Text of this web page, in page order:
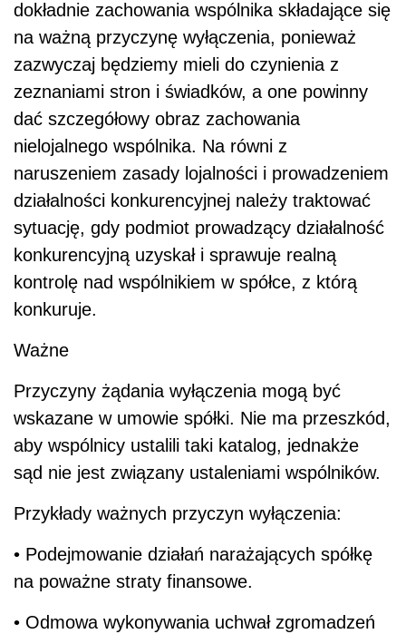
dokładnie zachowania wspólnika składające się
na ważną przyczynę wyłączenia, ponieważ
zazwyczaj będziemy mieli do czynienia z
zeznaniami stron i świadków, a one powinny
dać szczegółowy obraz zachowania
nielojalnego wspólnika. Na równi z
naruszeniem zasady lojalności i prowadzeniem
działalności konkurencyjnej należy traktować
sytuację, gdy podmiot prowadzący działalność
konkurencyjną uzyskał i sprawuje realną
kontrolę nad wspólnikiem w spółce, z którą
konkuruje.
Ważne
Przyczyny żądania wyłączenia mogą być
wskazane w umowie spółki. Nie ma przeszkód,
aby wspólnicy ustalili taki katalog, jednakże
sąd nie jest związany ustaleniami wspólników.
Przykłady ważnych przyczyn wyłączenia:
• Podejmowanie działań narażających spółkę
na poważne straty finansowe.
• Odmowa wykonywania uchwał zgromadzeń